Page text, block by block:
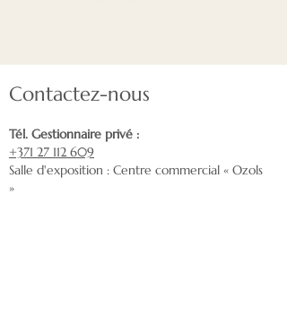
Contactez-nous
Tél. Gestionnaire privé :
+371 27 112 609
Salle d'exposition : Centre commercial « Ozols
»